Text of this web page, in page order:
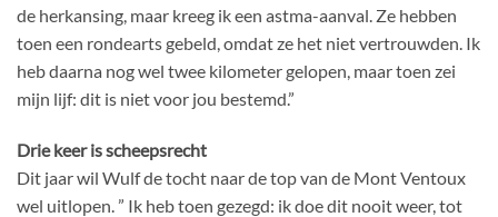
de herkansing, maar kreeg ik een astma-aanval. Ze hebben
toen een rondearts gebeld, omdat ze het niet vertrouwden. Ik
heb daarna nog wel twee kilometer gelopen, maar toen zei
mijn lijf: dit is niet voor jou bestemd.”
Drie keer is scheepsrecht
Dit jaar wil Wulf de tocht naar de top van de Mont Ventoux
wel uitlopen. ” Ik heb toen gezegd: ik doe dit nooit weer, tot